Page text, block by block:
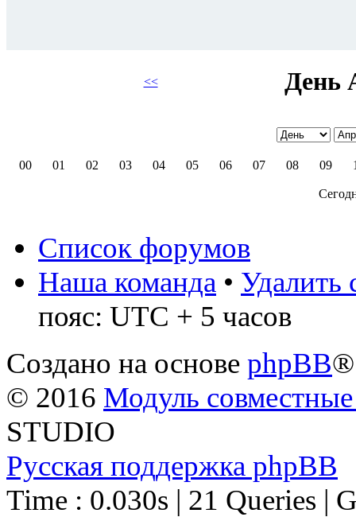
<< День
00 01 02 03 04 05 06 07 08 09
Список форумов
Наша команда • Удалить
пояс: UTC + 5 часов
Создано на основе phpBB®
© 2016 Модуль
STUDIO
Русская поддержка phpBB
Time : 0.030s | 21 Queries |